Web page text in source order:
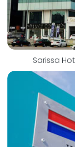
Sarissa